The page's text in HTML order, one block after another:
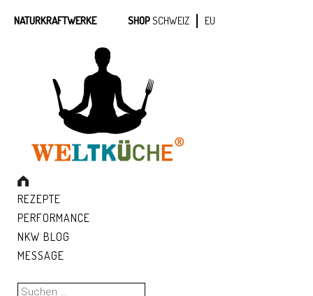
NATURKRAFTWERKE SHOPSCHWEIZ EU
REZEPTE
PERFORMANCE
NKW BLOG
MESSAGE
Suchen